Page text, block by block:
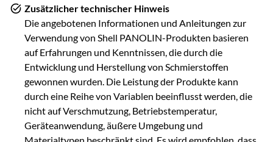
Zusätzlicher technischer Hinweis
Die angebotenen Informationen und Anleitungen zur
Verwendung von Shell PANOLIN-Produkten basieren
auf Erfahrungen und Kenntnissen, die durch die
Entwicklung und Herstellung von Schmierstoffen
gewonnen wurden. Die Leistung der Produkte kann
durch eine Reihe von Variablen beeinflusst werden, die
nicht auf Verschmutzung, Betriebstemperatur,
Geräteanwendung, äußere Umgebung und
Materialtypen beschränkt sind. Es wird empfohlen, dass